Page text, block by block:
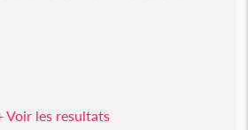
Voir les resultats